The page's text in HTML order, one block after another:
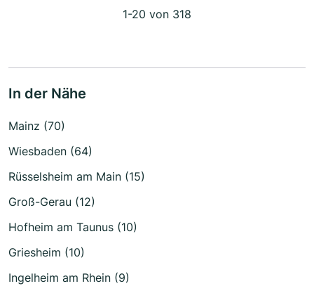
1-20 von 318
In der Nähe
Mainz (70)
Wiesbaden (64)
Rüsselsheim am Main (15)
Groß-Gerau (12)
Hofheim am Taunus (10)
Griesheim (10)
Ingelheim am Rhein (9)